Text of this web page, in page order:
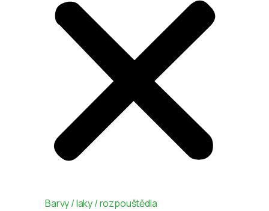
Barvy / laky / rozpouštědla